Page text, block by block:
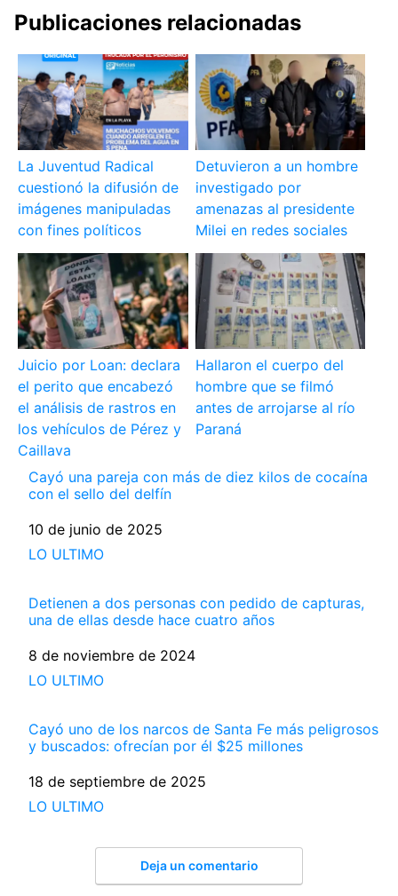
Publicaciones relacionadas
La Juventud Radical
cuestionó la difusión de
imágenes manipuladas
con fines políticos
Detuvieron a un hombre
investigado por
amenazas al presidente
Milei en redes sociales
Juicio por Loan: declara
el perito que encabezó
el análisis de rastros en
los vehículos de Pérez y
Caillava
Hallaron el cuerpo del
hombre que se filmó
antes de arrojarse al río
Paraná
Cayó una pareja con más de diez kilos de cocaína
con el sello del delfín
Fecha
10 de junio de 2025
Respecto a
LO ULTIMO
Detienen a dos personas con pedido de capturas,
una de ellas desde hace cuatro años
Fecha
8 de noviembre de 2024
Respecto a
LO ULTIMO
Cayó uno de los narcos de Santa Fe más peligrosos
y buscados: ofrecían por él $25 millones
Fecha
18 de septiembre de 2025
Respecto a
LO ULTIMO
Deja un comentario